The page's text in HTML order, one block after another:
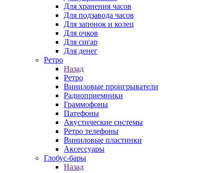
Для хранения часов
Для подзавода часов
Для запонок и колец
Для очков
Для сигар
Для денег
Ретро
Назад
Ретро
Виниловые проигрыватели
Радиоприемники
Граммофоны
Патефоны
Акустические системы
Ретро телефоны
Виниловые пластинки
Аксессуары
Глобус-бары
Назад